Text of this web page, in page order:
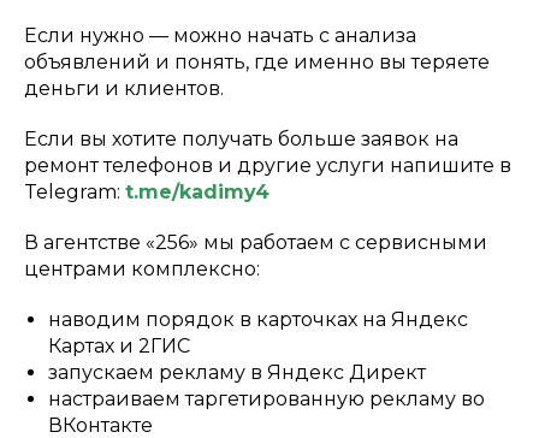
Если нужно — можно начать с анализа
объявлений и понять, где именно вы теряете
деньги и клиентов.
Если вы хотите получать больше заявок на
ремонт телефонов и другие услуги напишите в
Telegram: t.me/kadimy4
В агентстве «256» мы работаем с сервисными
центрами комплексно:
наводим порядок в карточках на Яндекс
Картах и 2ГИС
запускаем рекламу в Яндекс Директ
настраиваем таргетированную рекламу во
ВКонтакте